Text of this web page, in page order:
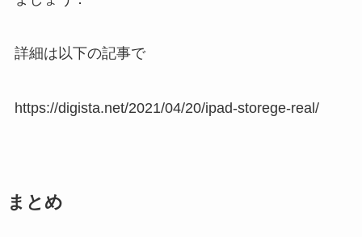
詳細は以下の記事で
https://digista.net/2021/04/20/ipad-storege-real/
まとめ